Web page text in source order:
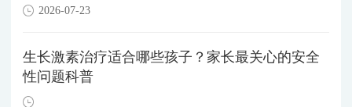
2026-07-23
生长激素治疗适合哪些孩子？家长最关心的安全
性问题科普